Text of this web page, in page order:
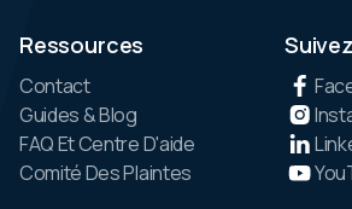
Ressources
Contact
Guides & Blog
FAQ Et Centre D'aide
Comité Des Plaintes